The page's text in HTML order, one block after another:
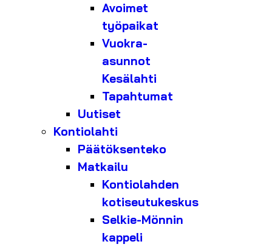
Avoimet
työpaikat
Vuokra-
asunnot
Kesälahti
Tapahtumat
Uutiset
Kontiolahti
Päätöksenteko
Matkailu
Kontiolahden
kotiseutukeskus
Selkie-Mönnin
kappeli